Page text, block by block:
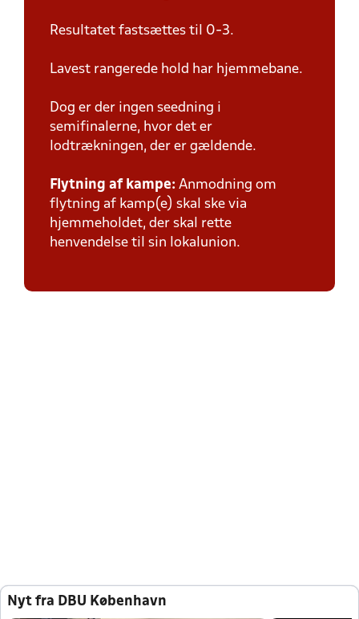
Resultatet fastsættes til 0-3.
Lavest rangerede hold har hjemmebane.
Dog er der ingen seedning i
semifinalerne, hvor det er
lodtrækningen, der er gældende.
Flytning af kampe: Anmodning om
flytning af kamp(e) skal ske via
hjemmeholdet, der skal rette
henvendelse til sin lokalunion.
Nyt fra DBU København